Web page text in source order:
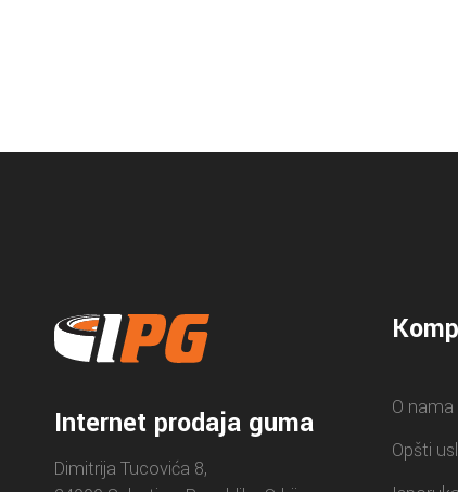
Internet prodaja guma
Dimitrija Tucovića 8,
O nama
Opšti